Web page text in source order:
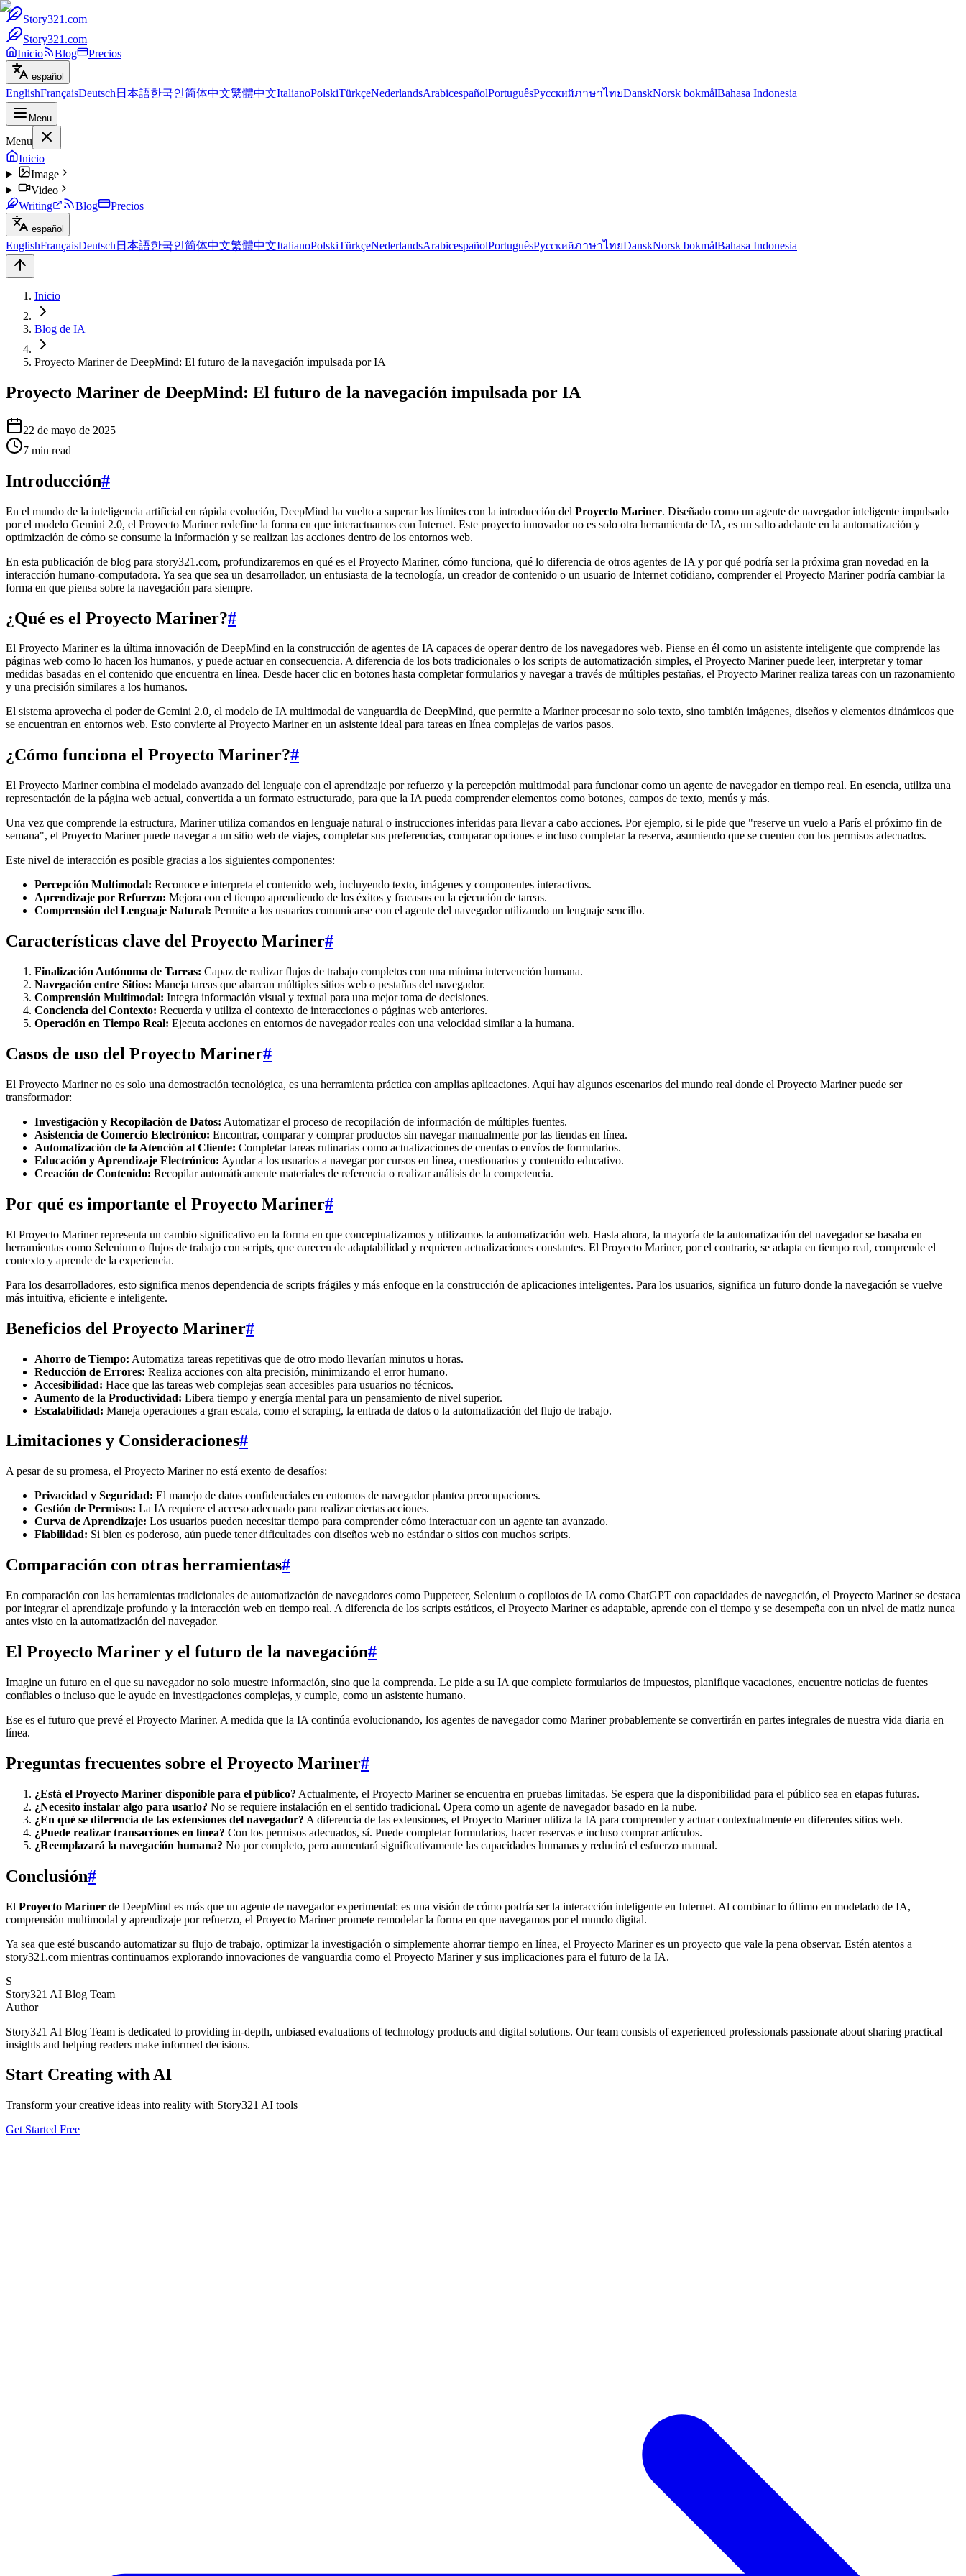
Story321.com
Story321.com
Inicio
Blog Precios
español
EnglishFrançaisDeutsch 日本語한국인简体中文繁體中文ItalianoPolskiTürkçeNederlandsArabicespañolPortuguêsРусскийภาษาไทยDanskNorsk bokmålBahasa Indonesia
Menu
Menu
Inicio
Image
Video
Writing
Blog Precios
español
EnglishFrançaisDeutsch 日本語한국인简体中文繁體中文ItalianoPolskiTürkçeNederlandsArabicespañolPortuguêsРусскийภาษาไทยDanskNorsk bokmålBahasa Indonesia
Inicio
Blog de IA
Proyecto Mariner de DeepMind: El futuro de la navegación impulsada por IA
Proyecto Mariner de DeepMind: El futuro de la navegación impulsada por IA
22 de mayo de 2025
7 min read
Introducción#
En el mundo de la inteligencia artificial en rápida evolución, DeepMind ha vuelto a superar los límites con la introducción del Proyecto Mariner. Diseñado como un agente de navegador inteligente impulsado
por el modelo Gemini 2.0, el Proyecto Mariner redefine la forma en que interactuamos con Internet. Este proyecto innovador no es solo otra herramienta de IA, es un salto adelante en la automatización y
optimización de cómo se consume la información y se realizan las acciones dentro de los entornos web.
En esta publicación de blog para story321.com, profundizaremos en qué es el Proyecto Mariner, cómo funciona, qué lo diferencia de otros agentes de IA y por qué podría ser la próxima gran novedad en la
interacción humano-computadora. Ya sea que sea un desarrollador, un entusiasta de la tecnología, un creador de contenido o un usuario de Internet cotidiano, comprender el Proyecto Mariner podría cambiar la
forma en que piensa sobre la navegación para siempre.
¿Qué es el Proyecto Mariner?#
El Proyecto Mariner es la última innovación de DeepMind en la construcción de agentes de IA capaces de operar dentro de los navegadores web. Piense en él como un asistente inteligente que comprende las
páginas web como lo hacen los humanos, y puede actuar en consecuencia. A diferencia de los bots tradicionales o los scripts de automatización simples, el Proyecto Mariner puede leer, interpretar y tomar
medidas basadas en el contenido que encuentra en línea. Desde hacer clic en botones hasta completar formularios y navegar a través de múltiples pestañas, el Proyecto Mariner realiza tareas con un razonamiento
y una precisión similares a los humanos.
El sistema aprovecha el poder de Gemini 2.0, el modelo de IA multimodal de vanguardia de DeepMind, que permite a Mariner procesar no solo texto, sino también imágenes, diseños y elementos dinámicos que
se encuentran en entornos web. Esto convierte al Proyecto Mariner en un asistente ideal para tareas en línea complejas de varios pasos.
¿Cómo funciona el Proyecto Mariner?#
El Proyecto Mariner combina el modelado avanzado del lenguaje con el aprendizaje por refuerzo y la percepción multimodal para funcionar como un agente de navegador en tiempo real. En esencia, utiliza una
representación de la página web actual, convertida a un formato estructurado, para que la IA pueda comprender elementos como botones, campos de texto, menús y más.
Una vez que comprende la estructura, Mariner utiliza comandos en lenguaje natural o instrucciones inferidas para llevar a cabo acciones. Por ejemplo, si le pide que "reserve un vuelo a París el próximo fin de
semana", el Proyecto Mariner puede navegar a un sitio web de viajes, completar sus preferencias, comparar opciones e incluso completar la reserva, asumiendo que se cuenten con los permisos adecuados.
Este nivel de interacción es posible gracias a los siguientes componentes:
Percepción Multimodal: Reconoce e interpreta el contenido web, incluyendo texto, imágenes y componentes interactivos.
Aprendizaje por Refuerzo: Mejora con el tiempo aprendiendo de los éxitos y fracasos en la ejecución de tareas.
Comprensión del Lenguaje Natural: Permite a los usuarios comunicarse con el agente del navegador utilizando un lenguaje sencillo.
Características clave del Proyecto Mariner#
Finalización Autónoma de Tareas: Capaz de realizar flujos de trabajo completos con una mínima intervención humana.
Navegación entre Sitios: Maneja tareas que abarcan múltiples sitios web o pestañas del navegador.
Comprensión Multimodal: Integra información visual y textual para una mejor toma de decisiones.
Conciencia del Contexto: Recuerda y utiliza el contexto de interacciones o páginas web anteriores.
Operación en Tiempo Real: Ejecuta acciones en entornos de navegador reales con una velocidad similar a la humana.
Casos de uso del Proyecto Mariner#
El Proyecto Mariner no es solo una demostración tecnológica, es una herramienta práctica con amplias aplicaciones. Aquí hay algunos escenarios del mundo real donde el Proyecto Mariner puede ser
transformador:
Investigación y Recopilación de Datos: Automatizar el proceso de recopilación de información de múltiples fuentes.
Asistencia de Comercio Electrónico: Encontrar, comparar y comprar productos sin navegar manualmente por las tiendas en línea.
Automatización de la Atención al Cliente: Completar tareas rutinarias como actualizaciones de cuentas o envíos de formularios.
Educación y Aprendizaje Electrónico: Ayudar a los usuarios a navegar por cursos en línea, cuestionarios y contenido educativo.
Creación de Contenido: Recopilar automáticamente materiales de referencia o realizar análisis de la competencia.
Por qué es importante el Proyecto Mariner#
El Proyecto Mariner representa un cambio significativo en la forma en que conceptualizamos y utilizamos la automatización web. Hasta ahora, la mayoría de la automatización del navegador se basaba en
herramientas como Selenium o flujos de trabajo con scripts, que carecen de adaptabilidad y requieren actualizaciones constantes. El Proyecto Mariner, por el contrario, se adapta en tiempo real, comprende el
contexto y aprende de la experiencia.
Para los desarrolladores, esto significa menos dependencia de scripts frágiles y más enfoque en la construcción de aplicaciones inteligentes. Para los usuarios, significa un futuro donde la navegación se vuelve
más intuitiva, eficiente e inteligente.
Beneficios del Proyecto Mariner#
Ahorro de Tiempo: Automatiza tareas repetitivas que de otro modo llevarían minutos u horas.
Reducción de Errores: Realiza acciones con alta precisión, minimizando el error humano.
Accesibilidad: Hace que las tareas web complejas sean accesibles para usuarios no técnicos.
Aumento de la Productividad: Libera tiempo y energía mental para un pensamiento de nivel superior.
Escalabilidad: Maneja operaciones a gran escala, como el scraping, la entrada de datos o la automatización del flujo de trabajo.
Limitaciones y Consideraciones#
A pesar de su promesa, el Proyecto Mariner no está exento de desafíos:
Privacidad y Seguridad: El manejo de datos confidenciales en entornos de navegador plantea preocupaciones.
Gestión de Permisos: La IA requiere el acceso adecuado para realizar ciertas acciones.
Curva de Aprendizaje: Los usuarios pueden necesitar tiempo para comprender cómo interactuar con un agente tan avanzado.
Fiabilidad: Si bien es poderoso, aún puede tener dificultades con diseños web no estándar o sitios con muchos scripts.
Comparación con otras herramientas#
En comparación con las herramientas tradicionales de automatización de navegadores como Puppeteer, Selenium o copilotos de IA como ChatGPT con capacidades de navegación, el Proyecto Mariner se destaca
por integrar el aprendizaje profundo y la interacción web en tiempo real. A diferencia de los scripts estáticos, el Proyecto Mariner es adaptable, aprende con el tiempo y se desempeña con un nivel de matiz nunca
antes visto en la automatización del navegador.
El Proyecto Mariner y el futuro de la navegación#
Imagine un futuro en el que su navegador no solo muestre información, sino que la comprenda. Le pide a su IA que complete formularios de impuestos, planifique vacaciones, encuentre noticias de fuentes
confiables o incluso que le ayude en investigaciones complejas, y cumple, como un asistente humano.
Ese es el futuro que prevé el Proyecto Mariner. A medida que la IA continúa evolucionando, los agentes de navegador como Mariner probablemente se convertirán en partes integrales de nuestra vida diaria en
línea.
Preguntas frecuentes sobre el Proyecto Mariner#
¿Está el Proyecto Mariner disponible para el público? Actualmente, el Proyecto Mariner se encuentra en pruebas limitadas. Se espera que la disponibilidad para el público sea en etapas futuras.
¿Necesito instalar algo para usarlo? No se requiere instalación en el sentido tradicional. Opera como un agente de navegador basado en la nube.
¿En qué se diferencia de las extensiones del navegador? A diferencia de las extensiones, el Proyecto Mariner utiliza la IA para comprender y actuar contextualmente en diferentes sitios web.
¿Puede realizar transacciones en línea? Con los permisos adecuados, sí. Puede completar formularios, hacer reservas e incluso comprar artículos.
¿Reemplazará la navegación humana? No por completo, pero aumentará significativamente las capacidades humanas y reducirá el esfuerzo manual.
Conclusión#
El Proyecto Mariner de DeepMind es más que un agente de navegador experimental: es una visión de cómo podría ser la interacción inteligente en Internet. Al combinar lo último en modelado de IA,
comprensión multimodal y aprendizaje por refuerzo, el Proyecto Mariner promete remodelar la forma en que navegamos por el mundo digital.
Ya sea que esté buscando automatizar su flujo de trabajo, optimizar la investigación o simplemente ahorrar tiempo en línea, el Proyecto Mariner es un proyecto que vale la pena observar. Estén atentos a
story321.com mientras continuamos explorando innovaciones de vanguardia como el Proyecto Mariner y sus implicaciones para el futuro de la IA.
S
Story321 AI Blog Team
Author
Story321 AI Blog Team is dedicated to providing in-depth, unbiased evaluations of technology products and digital solutions. Our team consists of experienced professionals passionate about sharing practical
insights and helping readers make informed decisions.
Start Creating with AI
Transform your creative ideas into reality with Story321 AI tools
Get Started Free